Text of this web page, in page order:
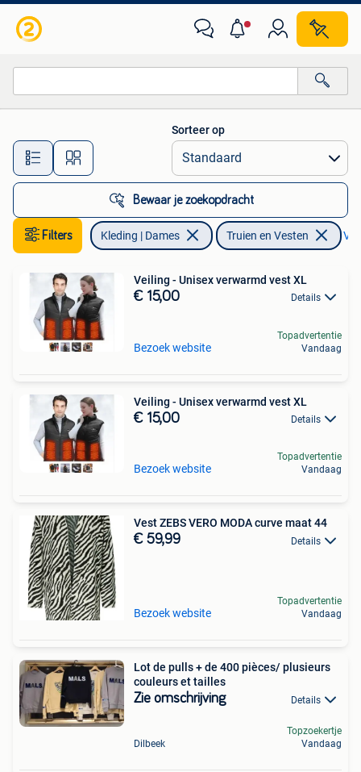
Alle afstanden…
Sorteer op
Bewaar je zoekopdracht
Filters Kleding | Dames Truien en Vesten
Veiling - Unisex verwarmd vest XL
€ 15,00 Details
Bezoek website
Topadvertentie
Vandaag
Veiling - Unisex verwarmd vest XL
€ 15,00 Details
Bezoek website
Topadvertentie
Vandaag
Vest ZEBS VERO MODA curve maat 44
€ 59,99 Details
Bezoek website
Topadvertentie
Vandaag
Lot de pulls + de 400 pièces/ plusieurs
couleurs et tailles
Zie omschrijving Details
Dilbeek
Topzoekertje
Vandaag